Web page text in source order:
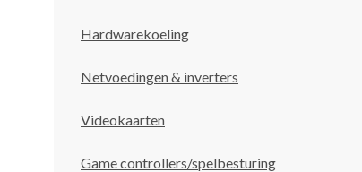
Hardwarekoeling
Netvoedingen & inverters
Videokaarten
Game controllers/spelbesturing